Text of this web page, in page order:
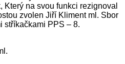
na svou funkci rezignoval
zvolen Jiří Kliment ml. Sbor
stříkačkami PPS – 8.